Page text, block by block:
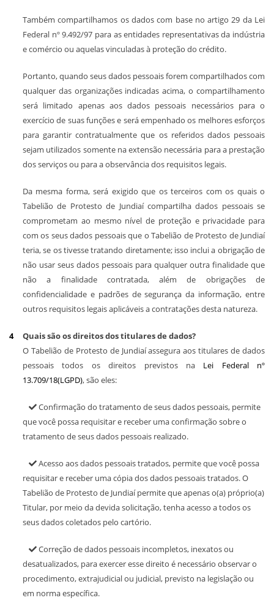
Também compartilhamos os dados com base no artigo 29 da Lei
Federal nº 9.492/97 para as entidades representativas da indústria
e comércio ou aquelas vinculadas à proteção do crédito.
Portanto, quando seus dados pessoais forem compartilhados com
qualquer das organizações indicadas acima, o compartilhamento
será limitado apenas aos dados pessoais necessários para o
exercício de suas funções e será empenhado os melhores esforços
para garantir contratualmente que os referidos dados pessoais
sejam utilizados somente na extensão necessária para a prestação
dos serviços ou para a observância dos requisitos legais.
Da mesma forma, será exigido que os terceiros com os quais o
Tabelião de Protesto de Jundiaí compartilha dados pessoais se
comprometam ao mesmo nível de proteção e privacidade para
com os seus dados pessoais que o Tabelião de Protesto de Jundiaí
teria, se os tivesse tratando diretamente; isso inclui a obrigação de
não usar seus dados pessoais para qualquer outra finalidade que
não a finalidade contratada, além de obrigações de
confidencialidade e padrões de segurança da informação, entre
outros requisitos legais aplicáveis a contratações desta natureza.
Quais são os direitos dos titulares de dados?
O Tabelião de Protesto de Jundiaí assegura aos titulares de dados
pessoais todos os direitos previstos na Lei Federal nº
13.709/18(LGPD), são eles:
Confirmação do tratamento de seus dados pessoais, permite
que você possa requisitar e receber uma confirmação sobre o
tratamento de seus dados pessoais realizado.
Acesso aos dados pessoais tratados, permite que você possa
requisitar e receber uma cópia dos dados pessoais tratados. O
Tabelião de Protesto de Jundiaí permite que apenas o(a) próprio(a)
Titular, por meio da devida solicitação, tenha acesso a todos os
seus dados coletados pelo cartório.
Correção de dados pessoais incompletos, inexatos ou
desatualizados, para exercer esse direito é necessário observar o
procedimento, extrajudicial ou judicial, previsto na legislação ou
em norma específica.